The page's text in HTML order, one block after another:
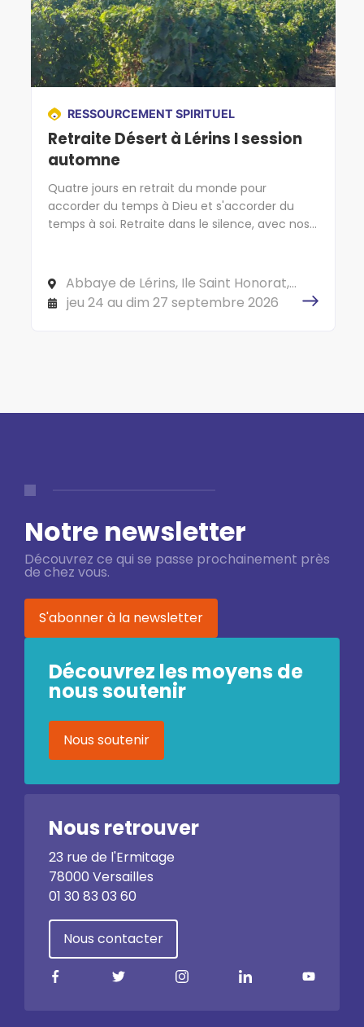
RESSOURCEMENT SPIRITUEL
Retraite Désert à Lérins I session
automne
Quatre jours en retrait du monde pour
accorder du temps à Dieu et s'accorder du
temps à soi. Retraite dans le silence, avec nos
Abbaye de Lérins, Ile Saint Honorat,
CS 10040 06414 CANNES Cedex
jeu 24 au dim 27 septembre 2026
Notre newsletter
Découvrez ce qui se passe prochainement près
de chez vous.
S'abonner à la newsletter
Découvrez les moyens de
nous soutenir
Nous soutenir
Nous retrouver
23 rue de l'Ermitage
78000 Versailles
01 30 83 03 60
Nous contacter